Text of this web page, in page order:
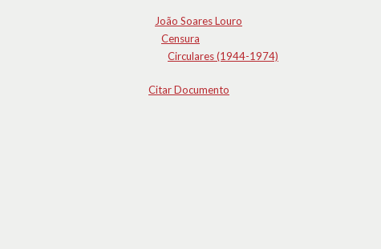
João Soares Louro
Censura
Circulares (1944-1974)
Citar Documento